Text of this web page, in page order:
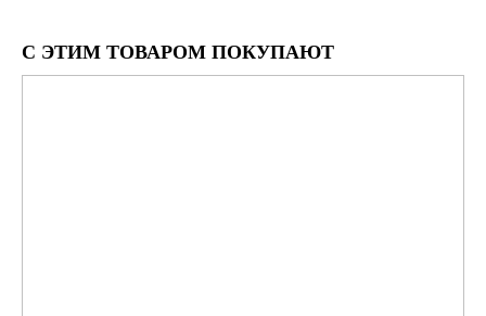
С ЭТИМ ТОВАРОМ ПОКУПАЮТ